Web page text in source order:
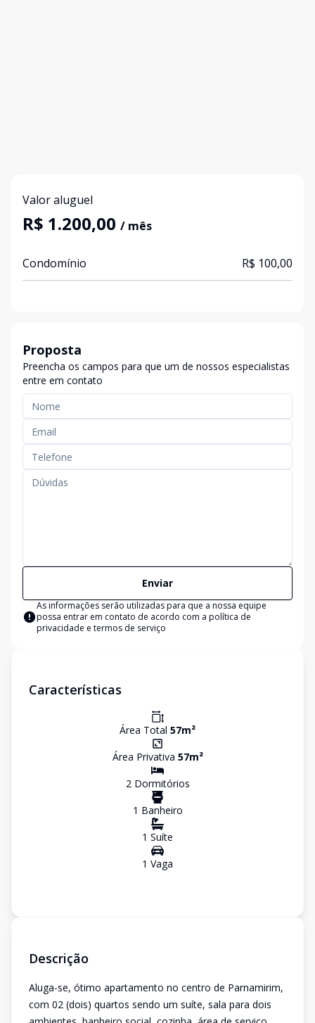
Valor aluguel
R$ 1.200,00 / mês
Condomínio R$ 100,00
Proposta
Preencha os campos para que um de nossos especialistas
entre em contato
Enviar
As informações serão utilizadas para que a nossa equipe
possa entrar em contato de acordo com a política de
privacidade e termos de serviço
Características
Área Total 57m²
Área Privativa 57m²
2Dormitórios
1 Banheiro
1 Suíte
1 Vaga
Descrição
Aluga-se, ótimo apartamento no centro de Parnamirim,
com 02 (dois) quartos sendo um suíte, sala para dois